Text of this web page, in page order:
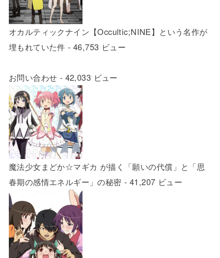
オカルティックナイン【Occultic;NINE】という名作が
埋もれていた件 - 46,753 ビュー
お問い合わせ - 42,033 ビュー
魔法少女まどか☆マギカ が描く「願いの代償」と「思
春期の感情エネルギー」の秘密 - 41,207 ビュー